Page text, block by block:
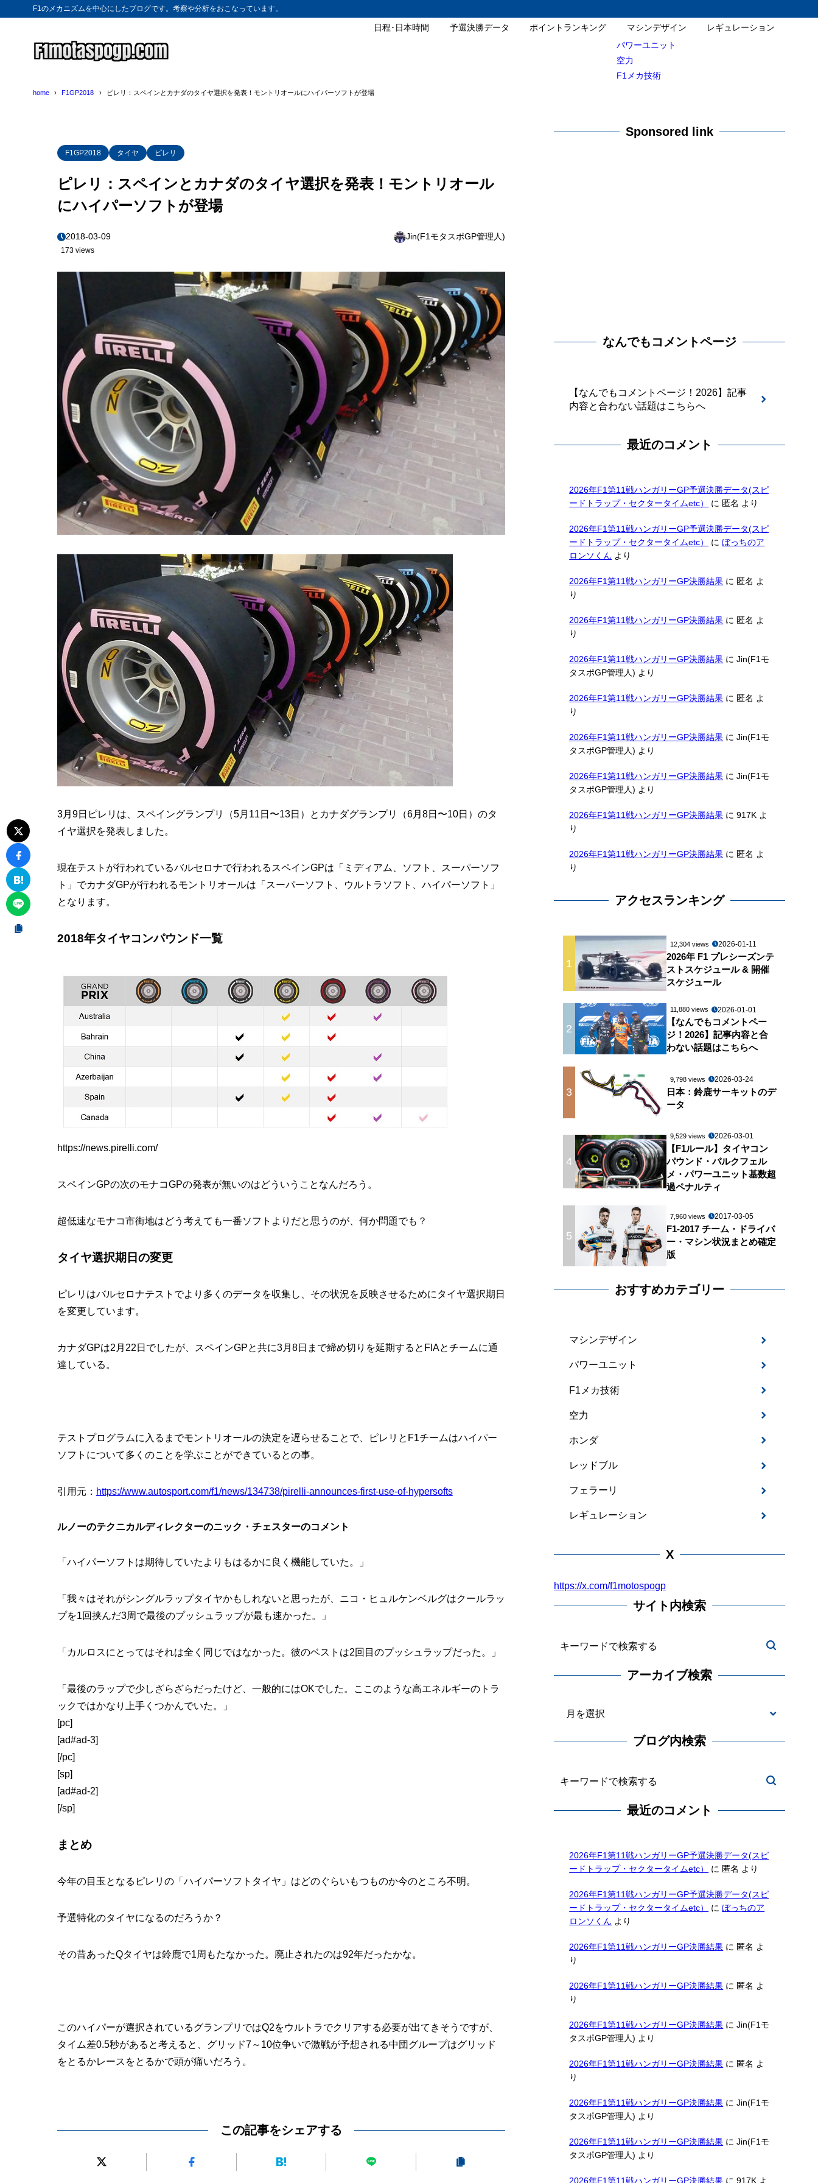
F1のメカニズムを中心にしたブログです。考察や分析をおこなっています。
日程･日本時間 予選決勝データ ポイントランキング
マシンデザイン
パワーユニット
空力
F1メカ技術
レギュレーション
home F1GP2018 ピレリ：スペインとカナダのタイヤ選択を発表！モントリオールにハイパーソフトが登場
F1GP2018 タイヤ ピレリ
ピレリ：スペインとカナダのタイヤ選択を発表！モントリオール
にハイパーソフトが登場
2018-03-09 Jin(F1モタスポGP管理人)
173 views
3月9日ピレリは、スペイングランプリ（5月11日〜13日）とカナダグランプリ（6月8日〜10日）のタ
イヤ選択を発表しました。
現在テストが行われているバルセロナで行われるスペインGPは「ミディアム、ソフト、スーパーソフ
ト」でカナダGPが行われるモントリオールは「スーパーソフト、ウルトラソフト、ハイパーソフト」
となります。
2018年タイヤコンパウンド一覧
https://news.pirelli.com/
スペインGPの次のモナコGPの発表が無いのはどういうことなんだろう。
超低速なモナコ市街地はどう考えても一番ソフトよりだと思うのが、何か問題でも？
タイヤ選択期日の変更
ピレリはバルセロナテストでより多くのデータを収集し、その状況を反映させるためにタイヤ選択期日
を変更しています。
カナダGPは2月22日でしたが、スペインGPと共に3月8日まで締め切りを延期するとFIAとチームに通
達している。
テストプログラムに入るまでモントリオールの決定を遅らせることで、ピレリとF1チームはハイパー
ソフトについて多くのことを学ぶことができているとの事。
引用元： https://www.autosport.com/f1/news/134738/pirelli-announces-first-use-of-hypersofts
ルノーのテクニカルディレクターのニック・チェスターのコメント
「ハイパーソフトは期待していたよりもはるかに良く機能していた。」
「我々はそれがシングルラップタイヤかもしれないと思ったが、ニコ・ヒュルケンベルグはクールラッ
プを1回挟んだ3周で最後のプッシュラップが最も速かった。」
「カルロスにとってはそれは全く同じではなかった。彼のベストは2回目のプッシュラップだった。」
「最後のラップで少しざらざらだったけど、一般的にはOKでした。ここのような高エネルギーのトラ
ックではかなり上手くつかんでいた。」
[pc]
[ad#ad-3]
[/pc]
[sp]
[ad#ad-2]
[/sp]
まとめ
今年の目玉となるピレリの「ハイパーソフトタイヤ」はどのぐらいもつものか今のところ不明。
予選特化のタイヤになるのだろうか？
その昔あったQタイヤは鈴鹿で1周もたなかった。廃止されたのは92年だったかな。
このハイパーが選択されているグランプリではQ2をウルトラでクリアする必要が出てきそうですが、
タイム差0.5秒があると考えると、グリッド7～10位争いで激戦が予想される中団グループはグリッド
をとるかレースをとるかで頭が痛いだろう。
この記事をシェアする
Sponsored link
なんでもコメントページ
【なんでもコメントページ！2026】記事
内容と合わない話題はこちらへ
最近のコメント
2026年F1第11戦ハンガリーGP予選決勝データ(スピ
ードトラップ・セクタータイムetc）
に 匿名 より
2026年F1第11戦ハンガリーGP予選決勝データ(スピ
ードトラップ・セクタータイムetc）
にぼっちのア
ロンソくん より
2026年F1第11戦ハンガリーGP決勝結果 に 匿名 よ
り
2026年F1第11戦ハンガリーGP決勝結果 に 匿名 よ
り
2026年F1第11戦ハンガリーGP決勝結果 にJin(F1モ
タスポGP管理人) より
2026年F1第11戦ハンガリーGP決勝結果 に 匿名 よ
り
2026年F1第11戦ハンガリーGP決勝結果 にJin(F1モ
タスポGP管理人) より
2026年F1第11戦ハンガリーGP決勝結果 にJin(F1モ
タスポGP管理人) より
2026年F1第11戦ハンガリーGP決勝結果 に917K よ
り
2026年F1第11戦ハンガリーGP決勝結果 に 匿名 よ
り
アクセスランキング
1
12,304 views 2026-01-11
2026年 F1 プレシーズンテ
ストスケジュール & 開催
スケジュール
2
11,880 views 2026-01-01
【なんでもコメントペー
ジ！2026】記事内容と合
わない話題はこちらへ
3
9,798 views 2026-03-24
日本：鈴鹿サーキットのデ
ータ
4
9,529 views 2026-03-01
【F1ルール】タイヤコン
パウンド・パルクフェル
メ・パワーユニット基数超
過ペナルティ
5
7,960 views 2017-03-05
F1-2017 チーム・ドライバ
ー・マシン状況まとめ確定
版
おすすめカテゴリー
マシンデザイン
パワーユニット
F1メカ技術
空力
ホンダ
レッドブル
フェラーリ
レギュレーション
X
https://x.com/f1motospogp
サイト内検索
アーカイブ検索
ブログ内検索
最近のコメント
2026年F1第11戦ハンガリーGP予選決勝データ(スピ
ードトラップ・セクタータイムetc）
に 匿名 より
2026年F1第11戦ハンガリーGP予選決勝データ(スピ
ードトラップ・セクタータイムetc）
にぼっちのア
ロンソくん より
2026年F1第11戦ハンガリーGP決勝結果 に 匿名 よ
り
2026年F1第11戦ハンガリーGP決勝結果 に 匿名 よ
り
2026年F1第11戦ハンガリーGP決勝結果 にJin(F1モ
タスポGP管理人) より
2026年F1第11戦ハンガリーGP決勝結果 に 匿名 よ
り
2026年F1第11戦ハンガリーGP決勝結果 にJin(F1モ
タスポGP管理人) より
2026年F1第11戦ハンガリーGP決勝結果 にJin(F1モ
タスポGP管理人) より
2026年F1第11戦ハンガリーGP決勝結果 に917K よ